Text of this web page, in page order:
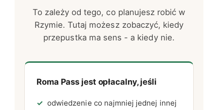
To zależy od tego, co planujesz robić w
Rzymie. Tutaj możesz zobaczyć, kiedy
przepustka ma sens - a kiedy nie.
Roma Pass jest opłacalny, jeśli
odwiedzenie co najmniej jednej innej